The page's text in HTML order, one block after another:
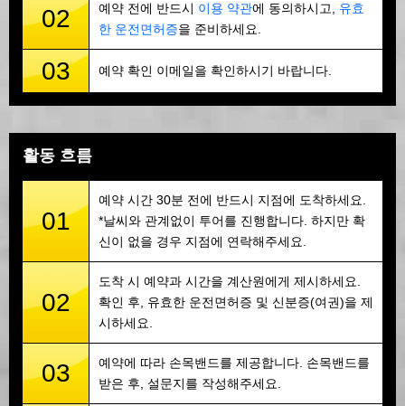
02 예약 전에 반드시 이용 약관에 동의하시고, 유효
한 운전면허증을 준비하세요.
03 예약 확인 이메일을 확인하시기 바랍니다.
활동 흐름
01
예약 시간 30분 전에 반드시 지점에 도착하세요.
*날씨와 관계없이 투어를 진행합니다. 하지만 확
신이 없을 경우 지점에 연락해주세요.
02
도착 시 예약과 시간을 계산원에게 제시하세요.
확인 후, 유효한 운전면허증 및 신분증(여권)을 제
시하세요.
03
예약에 따라 손목밴드를 제공합니다. 손목밴드를
받은 후, 설문지를 작성해주세요.